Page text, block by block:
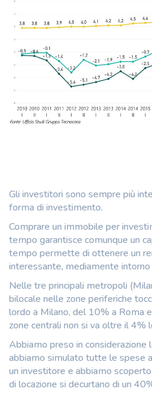
Gli investitori sono sempre più
forma di investimento.
Comprare un immobile per
tempo garantisce comunque un
tempo permette di ottenere un
interessante, mediamente
Nelle tre principali metropoli
bilocale nelle zone periferiche
lordo a Milano, del 10% a Roma
zone centrali non si va oltre il 4%
Abbiamo preso in considerazione
abbiamo simulato tutte le spese
un investitore e abbiamo
di locazione si decurtano di un